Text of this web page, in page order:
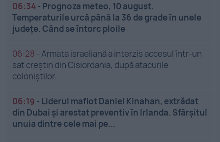
06:34- Prognoza meteo, 10 august.
Temperaturile urcă până la 36 de grade în unele
județe. Când se întorc ploile
06:28 -Armata israeliană a interzis accesul într-un
sat creștin din Cisiordania, după atacurile
coloniștilor.
06:19 - Liderul mafiot Daniel Kinahan, extrădat
din Dubai și arestat preventiv în Irlanda. Sfârșitul
unuia dintre cele mai pe...